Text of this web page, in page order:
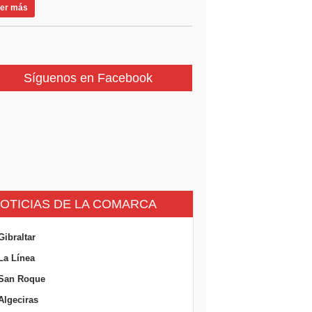
más
Síguenos en Facebook
DE LA COMARCA
Línea
Roque